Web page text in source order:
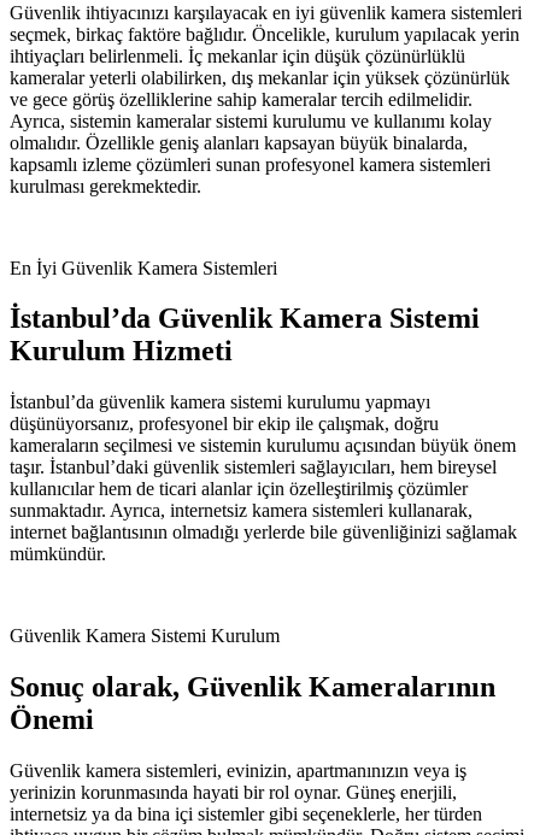
Güvenlik ihtiyacınızı karşılayacak en iyi güvenlik kamera sistemleri
seçmek, birkaç faktöre bağlıdır. Öncelikle, kurulum yapılacak yerin
ihtiyaçları belirlenmeli. İç mekanlar için düşük çözünürlüklü
kameralar yeterli olabilirken, dış mekanlar için yüksek çözünürlük
ve gece görüş özelliklerine sahip kameralar tercih edilmelidir.
Ayrıca, sistemin kameralar sistemi kurulumu ve kullanımı kolay
olmalıdır. Özellikle geniş alanları kapsayan büyük binalarda,
kapsamlı izleme çözümleri sunan profesyonel kamera sistemleri
kurulması gerekmektedir.
En İyi Güvenlik Kamera Sistemleri
İstanbul’da Güvenlik Kamera Sistemi
Kurulum Hizmeti
İstanbul’da güvenlik kamera sistemi kurulumu yapmayı
düşünüyorsanız, profesyonel bir ekip ile çalışmak, doğru
kameraların seçilmesi ve sistemin kurulumu açısından büyük önem
taşır. İstanbul’daki güvenlik sistemleri sağlayıcıları, hem bireysel
kullanıcılar hem de ticari alanlar için özelleştirilmiş çözümler
sunmaktadır. Ayrıca, internetsiz kamera sistemleri kullanarak,
internet bağlantısının olmadığı yerlerde bile güvenliğinizi sağlamak
mümkündür.
Güvenlik Kamera Sistemi Kurulum
Sonuç olarak, Güvenlik Kameralarının
Önemi
Güvenlik kamera sistemleri, evinizin, apartmanınızın veya iş
yerinizin korunmasında hayati bir rol oynar. Güneş enerjili,
internetsiz ya da bina içi sistemler gibi seçeneklerle, her türden